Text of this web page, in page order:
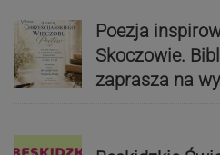
Poezja
Skoczowie.
zaprasza na